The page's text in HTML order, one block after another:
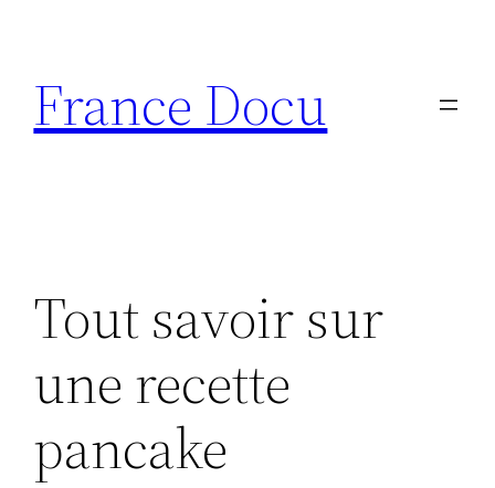
contenu
France Docu
Tout savoir sur
une recette
pancake